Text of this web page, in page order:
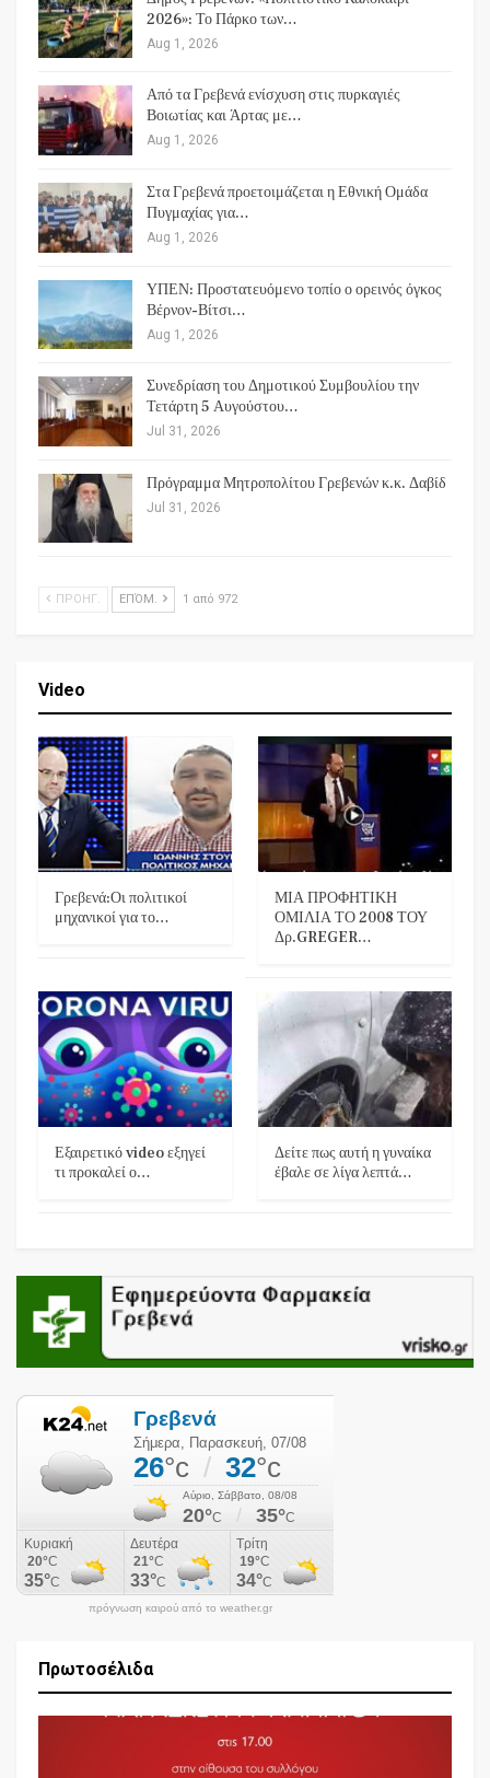
2026»: Το Πάρκο των…
Aug 1, 2026
Από τα Γρεβενά ενίσχυση στις πυρκαγιές
Βοιωτίας και Άρτας με…
Aug 1, 2026
Στα Γρεβενά προετοιμάζεται η Εθνική Ομάδα
Πυγμαχίας για…
Aug 1, 2026
ΥΠΕΝ: Προστατευόμενο τοπίο ο ορεινός όγκος
Βέρνον-Βίτσι…
Aug 1, 2026
Συνεδρίαση του Δημοτικού Συμβουλίου την
Τετάρτη 5 Αυγούστου…
Jul 31, 2026
Πρόγραμμα Μητροπολίτου Γρεβενών κ.κ. Δαβίδ
Jul 31, 2026
ΠΡΟΗΓ. ΕΠΌΜ. 1 από 972
Video
Γρεβενά:Οι πολιτικοί
μηχανικοί για το…
ΜΙΑ ΠΡΟΦΗΤΙΚΗ
ΟΜΙΛΙΑ ΤΟ 2008 ΤΟΥ
Δρ.GREGER…
Εξαιρετικό video εξηγεί
τι προκαλεί ο…
Δείτε πως αυτή η γυναίκα
έβαλε σε λίγα λεπτά…
πρόγνωση καιρού από το weather.gr
Πρωτοσέλιδα